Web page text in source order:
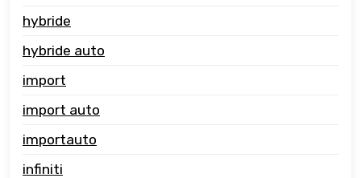
hybride
hybride auto
import
import auto
importauto
infiniti